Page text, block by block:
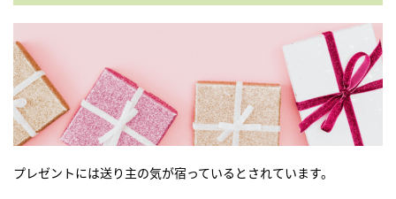
プレゼントには送り主の気が宿っているとされています。